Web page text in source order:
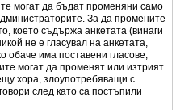
могат да бъдат променяни само
За да промените
което съдържа анкетата (винаги
не е гласувал на анкетата,
обаче има поставени гласове,
могат да променят или изтрият
хора, злоупотребяващи с
след като са постъпили